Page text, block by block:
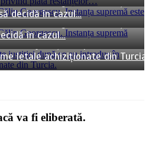
decidă în cazul…
Călin Georgescu. Instanța
în cazul…
justiției după ce au
letale achiziționate din Turcia.
va fi eliberată.